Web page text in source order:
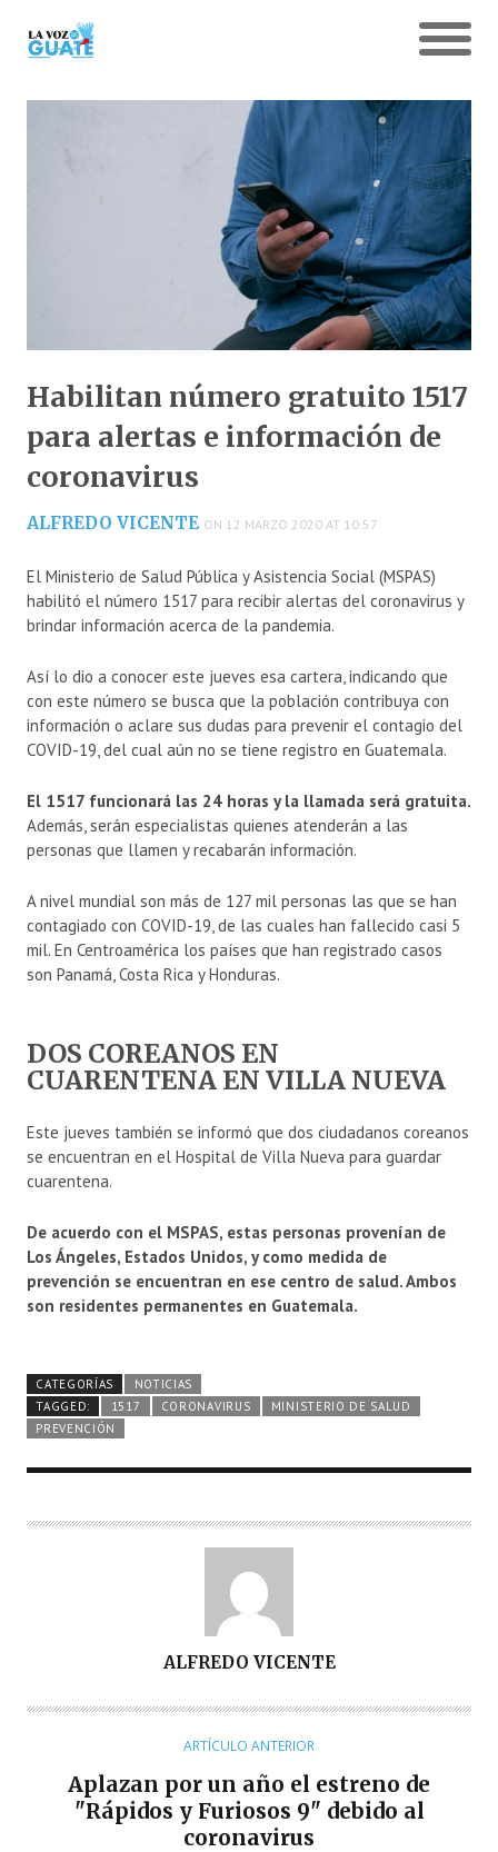
Habilitan número gratuito 1517
para alertas e información de
coronavirus
ALFREDO VICENTE ON 12 MARZO 2020 AT 10:57
El Ministerio de Salud Pública y Asistencia Social (MSPAS)
habilitó el número 1517 para recibir alertas del coronavirus y
brindar información acerca de la pandemia.
Así lo dio a conocer este jueves esa cartera, indicando que
con este número se busca que la población contribuya con
información o aclare sus dudas para prevenir el contagio del
COVID-19, del cual aún no se tiene registro en Guatemala.
El 1517 funcionará las 24 horas y la llamada será gratuita.
Además, serán especialistas quienes atenderán a las
personas que llamen y recabarán información.
A nivel mundial son más de 127 mil personas las que se han
contagiado con COVID-19, de las cuales han fallecido casi 5
mil. En Centroamérica los países que han registrado casos
son Panamá, Costa Rica y Honduras.
DOS COREANOS EN
CUARENTENA EN VILLA NUEVA
Este jueves también se informó que dos ciudadanos coreanos
se encuentran en el Hospital de Villa Nueva para guardar
cuarentena.
De acuerdo con el MSPAS, estas personas provenían de
Los Ángeles, Estados Unidos, y como medida de
prevención se encuentran en ese centro de salud. Ambos
son residentes permanentes en Guatemala.
CATEGORÍAS
NOTICIAS
TAGGED:
1517 CORONAVIRUS
MINISTERIO DE SALUD
PREVENCIÓN
T
ALFREDO VICENTE
ARTÍCULO ANTERIOR
Aplazan por un año el estreno de
"Rápidos y Furiosos 9" debido al
coronavirus